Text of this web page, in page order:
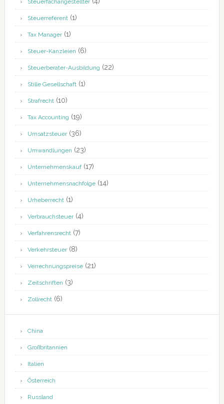
Steuerfachangestellter
Steuerreferent(1)
Tax Manager(1)
Steuer-Kanzleien (6)
Steuerberater-Ausbildung (22)
Stille Gesellschaft(1)
Strafrecht(10)
Tax Accounting (19)
Umsatzsteuer(36)
Umwandlungen (23)
Unternehmenskauf(17)
Unternehmensnachfolge(14)
Urheberrecht(1)
Verbrauchsteuer(4)
Verfahrensrecht(7)
Verkehrsteuer(8)
Verrechnungspreise(21)
Zeitschriften (3)
Zollrecht(6)
China
Großbritannien
Italien
Österreich
Russland